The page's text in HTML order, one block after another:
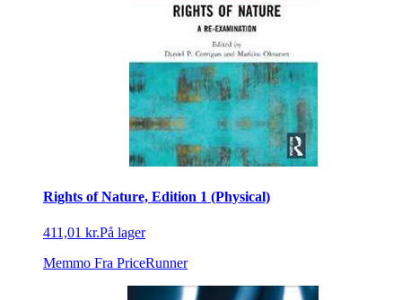
Rights of Nature, Edition 1 (Physical)
411,01 kr.På lager
Memmo Fra PriceRunner